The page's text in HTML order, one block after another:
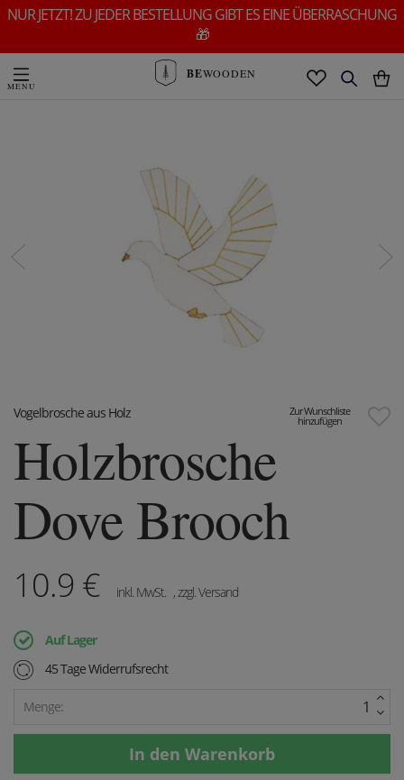
NUR JETZT! ZU JEDER BESTELLUNG GIBT ES EINE ÜBERRASCHUNG
🎁
BEWOODEN
Zur Wunschliste
hinzufügen
Vogelbrosche aus Holz
Holzbrosche
Dove Brooch
10.9 € inkl. MwSt. , zzgl. Versand
Auf Lager
45 Tage Widerrufsrecht
Menge: